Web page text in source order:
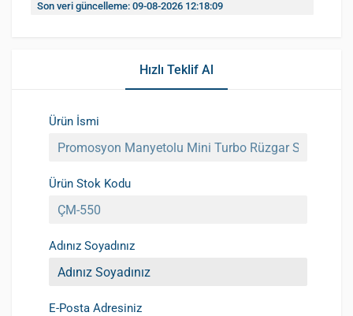
Son veri güncelleme: 09-08-2026 12:18:09
Hızlı Teklif Al
Ürün İsmi
Ürün Stok Kodu
Adınız Soyadınız
E-Posta Adresiniz